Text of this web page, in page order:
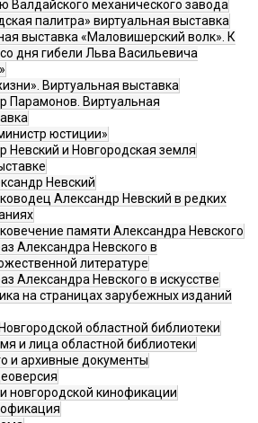
Валдайского механического завода
палитра» виртуальная выставка
выставка «Маловишерский волк». К
дня гибели Льва Васильевича
Виртуальная выставка
Парамонов. Виртуальная
юстиции»
Невский и Новгородская земля
Невский
Александр Невский в редких
памяти Александра Невского
Александра Невского в
литературе
Александра Невского в искусстве
на страницах зарубежных изданий
областной библиотеки
и лица областной библиотеки
и архивные документы
новгородской кинофикации